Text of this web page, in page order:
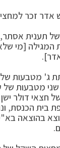
אדר זכר
תענית אסתר,
[מי שלא
ג' מטבעות
מטבעות של
חצאי דולר
בית הכנסת,
בהוצאה